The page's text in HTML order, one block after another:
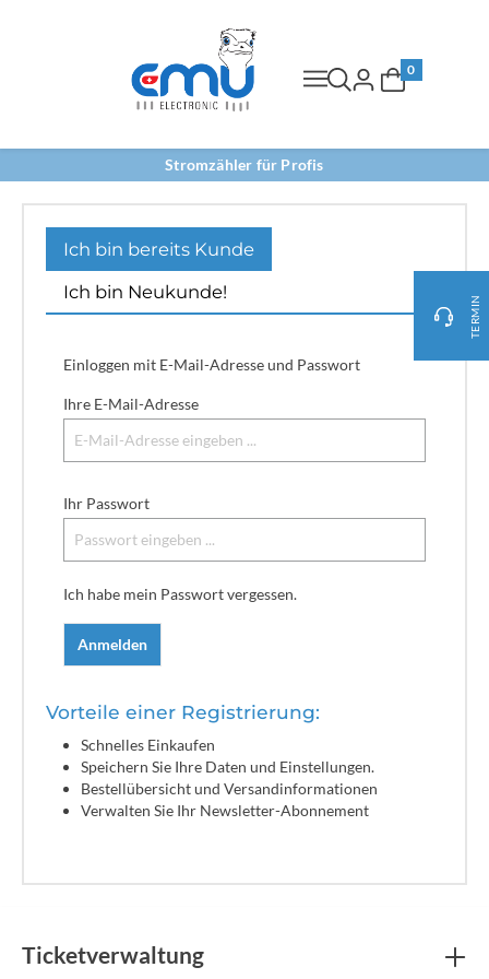
TERMIN
0
Stromzähler für Profis
Ich bin bereits Kunde
Ich bin Neukunde!
Einloggen mit E-Mail-Adresse und Passwort
Ihre E-Mail-Adresse
Ihr Passwort
Ich habe mein Passwort vergessen.
Anmelden
Vorteile einer Registrierung:
Schnelles Einkaufen
Speichern Sie Ihre Daten und Einstellungen.
Bestellübersicht und Versandinformationen
Verwalten Sie Ihr Newsletter-Abonnement
Ticketverwaltung